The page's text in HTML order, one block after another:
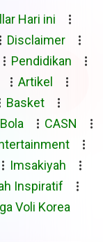
Hari ini
Disclaimer
Pendidikan
Artikel
Basket
Bola
CASN
Imsakiyah
Inspiratif
Voli Korea